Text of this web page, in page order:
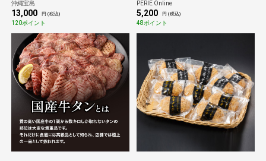
沖縄宝島
13,000 円 (税込)
120ポイント
PERIE Online
5,200 円 (税込)
48ポイント